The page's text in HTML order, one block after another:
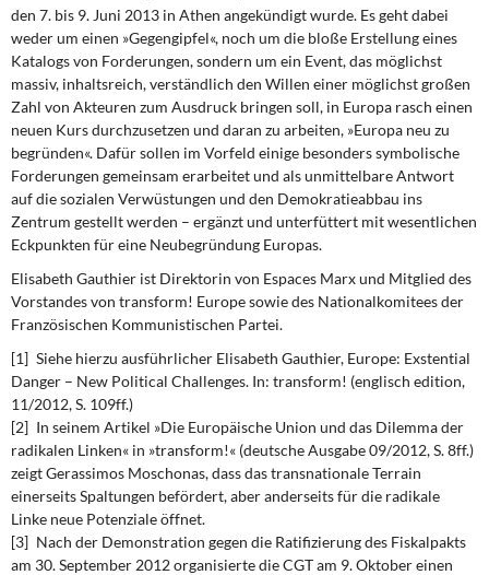
den 7. bis 9. Juni 2013 in Athen angekündigt wurde. Es geht dabei
weder um einen »Gegengipfel«, noch um die bloße Erstellung eines
Katalogs von Forderungen, sondern um ein Event, das möglichst
massiv, inhaltsreich, verständlich den Willen einer möglichst großen
Zahl von Akteuren zum Ausdruck bringen soll, in Europa rasch einen
neuen Kurs durchzusetzen und daran zu arbeiten, »Euro­pa neu zu
begründen«. Dafür sollen im Vorfeld einige besonders symbolische
Forderungen gemeinsam erarbeitet und als unmittelbare Antwort
auf die sozialen Verwüstungen und den Demokratieabbau ins
Zentrum gestellt werden – ergänzt und unterfüttert mit wesentlichen
Eckpunkten für eine Neubegründung Europas.
Elisabeth Gauthier ist Direktorin von Espaces Marx und Mitglied des
Vorstandes von transform! Europe sowie des Nationalkomitees der
Französischen Kommunistischen Partei.
[1] Siehe hierzu ausführlicher Elisabeth Gauthier, Europe: Exstential
Danger – New Political Challenges. In: transform! (englisch edition,
11/2012, S. 109ff.)
[2] In seinem Artikel »Die Europäische Union und das Dilemma der
radikalen Linken« in »transform!« (deutsche Ausgabe 09/2012, S. 8ff.)
zeigt Gerassimos Moschonas, dass das transnationale Terrain
einerseits Spaltungen befördert, aber anderseits für die radikale
Linke neue Potenziale öffnet.
[3] Nach der Demonstration gegen die Ratifizierung des Fiskalpakts
am 30. September 2012 organisierte die CGT am 9. Oktober einen